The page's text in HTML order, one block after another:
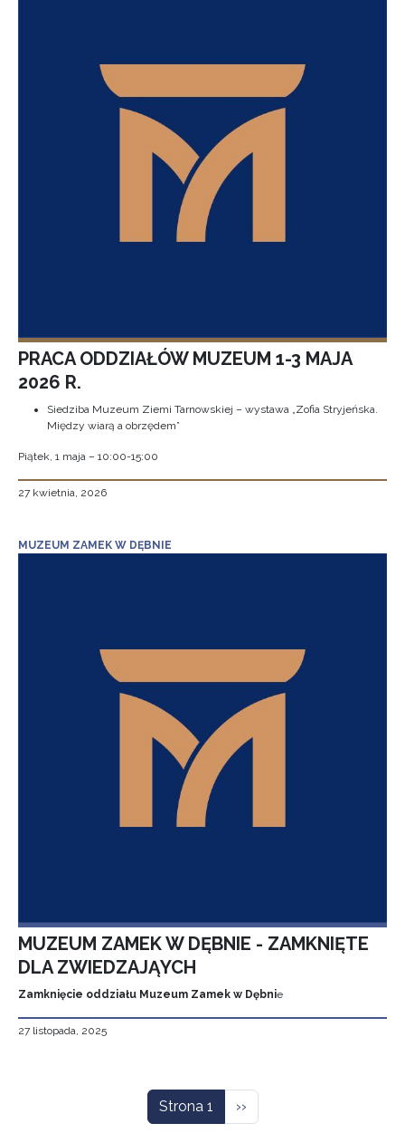
PRACA ODDZIAŁÓW MUZEUM 1-3 MAJA
2026 R.
Siedziba Muzeum Ziemi Tarnowskiej – wystawa „Zofia Stryjeńska.
Między wiarą a obrzędem”
Piątek, 1 maja – 10:00-15:00
27 kwietnia, 2026
MUZEUM ZAMEK W DĘBNIE
MUZEUM ZAMEK W DĘBNIE - ZAMKNIĘTE
DLA ZWIEDZAJĄYCH
Zamknięcie oddziału Muzeum Zamek w Dębnie
27 listopada, 2025
Strona 1 Następna strona
››